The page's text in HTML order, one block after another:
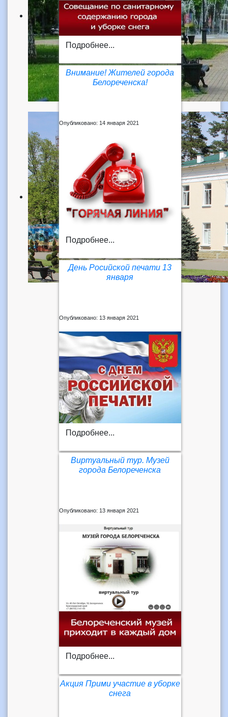
Подробнее...
Внимание! Жителей города
Белореченска!
Опубликовано: 14 января 2021
Подробнее...
День Росийской печати 13
января
Опубликовано: 13 января 2021
Подробнее...
Виртуальный тур. Музей
города Белореченска
Опубликовано: 13 января 2021
Подробнее...
Акция Прими участие в уборке
снега